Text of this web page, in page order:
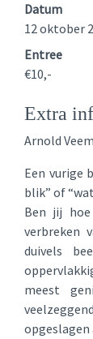
Datum
12 oktober
Entree
€10,-
Extra
Arnold
Een vurige
blik” of
Ben jij
verbreken
duivels
meest
opgeslagen